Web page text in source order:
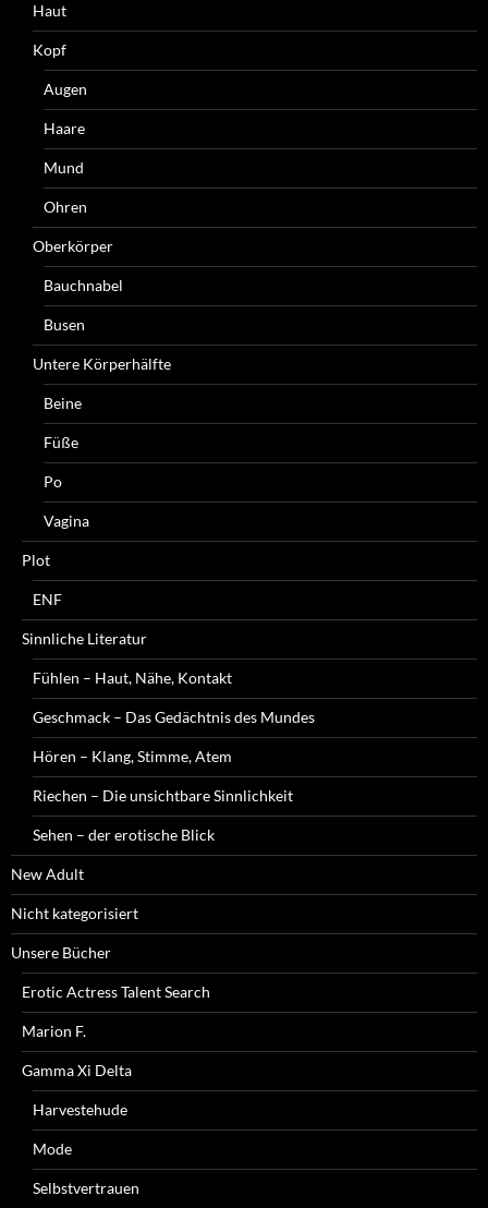
Haut
Kopf
Augen
Haare
Mund
Ohren
Oberkörper
Bauchnabel
Busen
Untere Körperhälfte
Beine
Füße
Po
Vagina
Plot
ENF
Sinnliche Literatur
Fühlen – Haut, Nähe, Kontakt
Geschmack – Das Gedächtnis des Mundes
Hören – Klang, Stimme, Atem
Riechen – Die unsichtbare Sinnlichkeit
Sehen – der erotische Blick
New Adult
Nicht kategorisiert
Unsere Bücher
Erotic Actress Talent Search
Marion F.
Gamma Xi Delta
Harvestehude
Mode
Selbstvertrauen